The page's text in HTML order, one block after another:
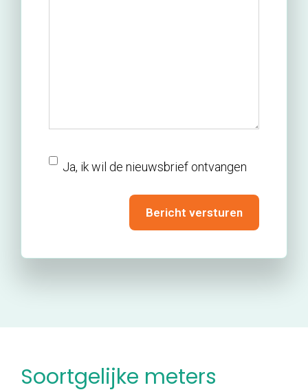
nieuwsbrief
Ja, ik wil de nieuwsbrief ontvangen
Bericht versturen
Soortgelijke meters